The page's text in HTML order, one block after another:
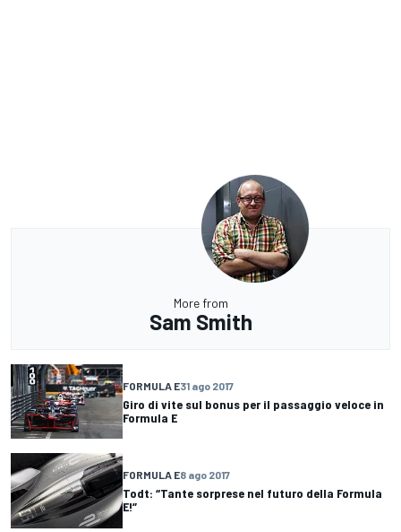
More from
Sam Smith
FORMULA E31 ago 2017
Giro di vite sul bonus per il passaggio veloce in
Formula E
FORMULA E8 ago 2017
Todt: “Tante sorprese nel futuro della Formula
E!”